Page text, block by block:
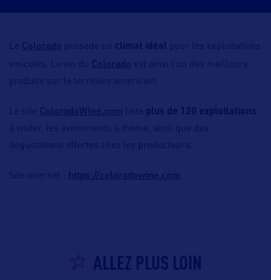
Le Colorado possède un climat idéal
pour les exploitations
vinicoles. Le vin du Colorado est ainsi l’un des meilleurs
produits sur le territoire américain.
Le site ColoradoWIne.com liste plus de 120 exploitations
à visiter, les évènements à thème, ainsi que des
dégustations offertes chez les producteurs.
Site internet : https://coloradowine.com
ALLEZ PLUS LOIN